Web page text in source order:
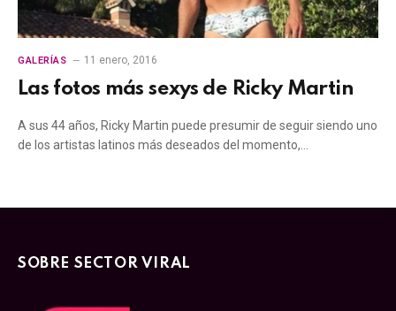
GALERÍAS 11 enero, 2016
Las fotos más sexys de Ricky Martin
A sus 44 años, Ricky Martin puede presumir de seguir siendo uno
de los artistas latinos más deseados del momento,…
SOBRE SECTOR VIRAL